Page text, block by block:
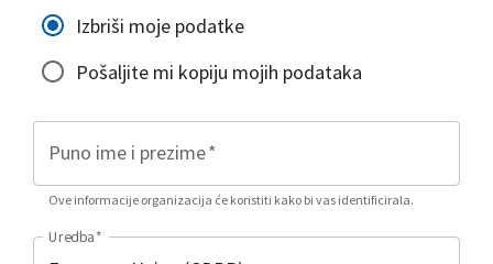
Izbriši moje podatke
Pošaljite mi kopiju mojih podataka
Puno ime i prezime*
Ove informacije organizacija će koristiti kako bi vas identificirala.
Uredba*